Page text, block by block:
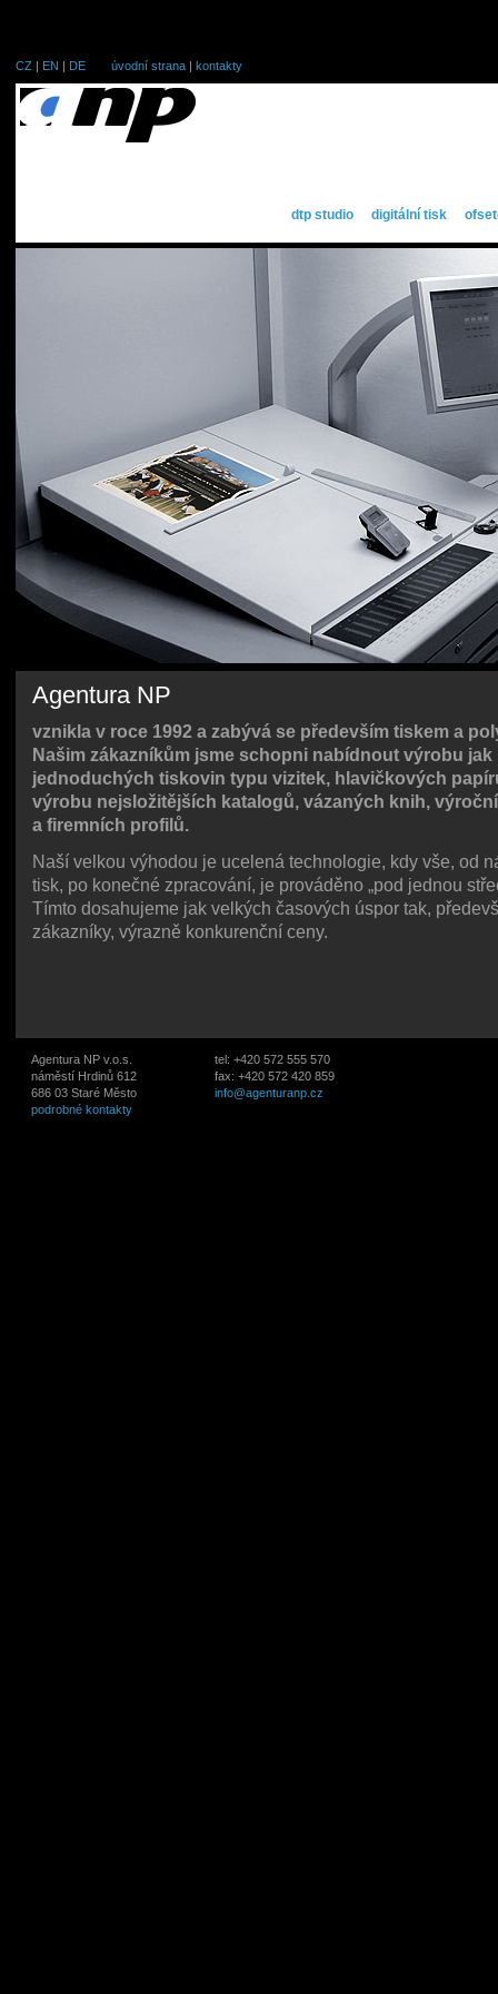
CZ | EN | DE úvodní strana | kontakty
dtp studio digitální tisk
Agentura NP
vznikla v roce 1992 a zabývá se především tiskem a
Našim zákazníkům jsme schopni nabídnout výrobu jak
jednoduchých tiskovin typu vizitek, hlavičkových
výrobu nejsložitějších katalogů, vázaných knih,
a firemních profilů.
Naší velkou výhodou je ucelená technologie, kdy vše, od
tisk, po konečné zpracování, je prováděno „pod jednou
Tímto dosahujeme jak velkých časových úspor tak,
zákazníky, výrazně konkurenční ceny.
Agentura NP v.o.s.
náměstí Hrdinů 612
686 03 Staré Město
podrobné kontakty
tel: +420 572 555 570
fax: +420 572 420 859
info@agenturanp.cz